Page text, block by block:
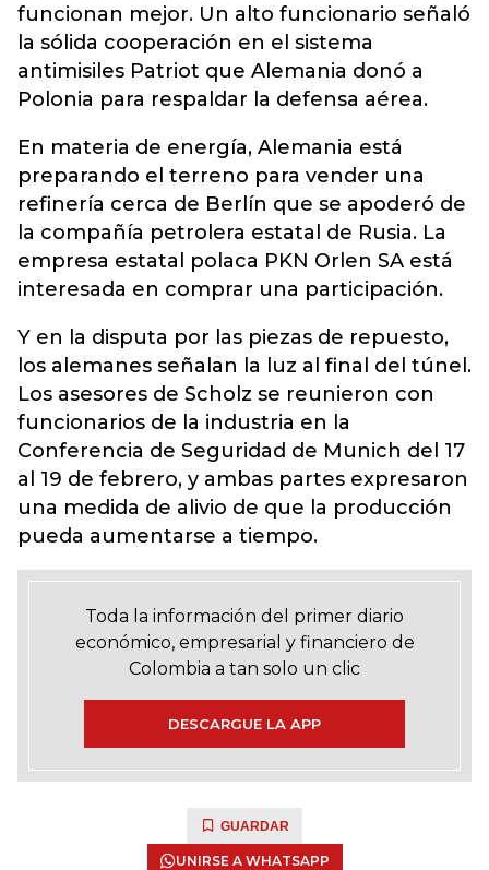
funcionan mejor. Un alto funcionario señaló
la sólida cooperación en el sistema
antimisiles Patriot que Alemania donó a
Polonia para respaldar la defensa aérea.
En materia de energía, Alemania está
preparando el terreno para vender una
refinería cerca de Berlín que se apoderó de
la compañía petrolera estatal de Rusia. La
empresa estatal polaca PKN Orlen SA está
interesada en comprar una participación.
Y en la disputa por las piezas de repuesto,
los alemanes señalan la luz al final del túnel.
Los asesores de Scholz se reunieron con
funcionarios de la industria en la
Conferencia de Seguridad de Munich del 17
al 19 de febrero, y ambas partes expresaron
una medida de alivio de que la producción
pueda aumentarse a tiempo.
Toda la información del primer diario
económico, empresarial y financiero de
Colombia a tan solo un clic
DESCARGUE LA APP
GUARDAR
UNIRSE A WHATSAPP